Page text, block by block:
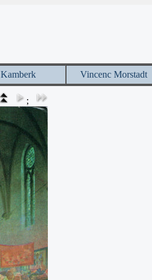
Kamberk Vincenc Morstadt
;